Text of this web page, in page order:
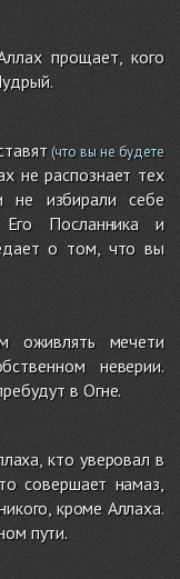
прощает, кого
(что вы не будете
не распознает тех
не избирали себе
Посланника и
о том, что вы
оживлять мечети
неверии.
в Огне.
кто уверовал в
совершает намаз,
кроме Аллаха.
пути.